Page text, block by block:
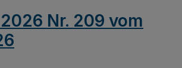
Nr. 209 vom